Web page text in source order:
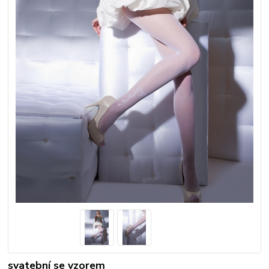
svatební se vzorem